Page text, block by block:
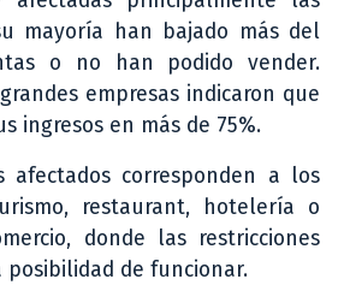
mayoría han bajado más del
o no han podido vender.
empresas indicaron que
ingresos en más de 75%.
afectados corresponden a los
restaurant, hotelería o
donde las restricciones
de funcionar.